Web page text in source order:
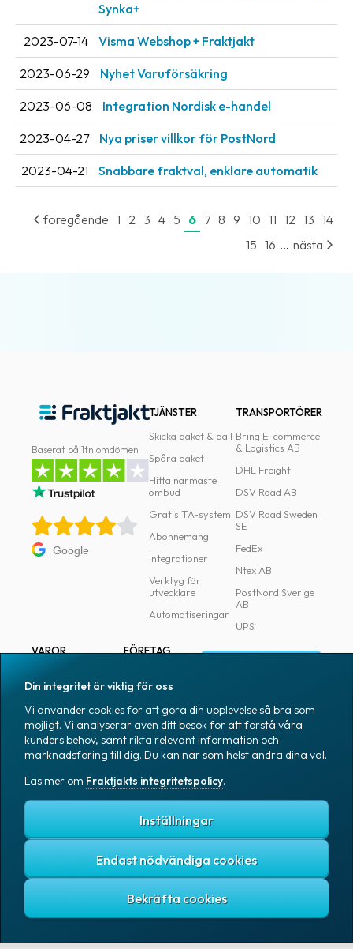
Synka+
2023-07-14 Visma Webshop + Fraktjakt
2023-06-29 Nyhet Varuförsäkring
2023-06-08 Integration Nordisk e-handel
2023-04-27 Nya priser villkor för PostNord
2023-04-21 Snabbare fraktval, enklare automatik
föregående 1 2 3 4 5 6 7 8 9 10 11 12 13 14
15 16 ... nästa
Baserat på 1tn omdömen
Google
TJÄNSTER
Skicka paket & pall
Spåra paket
Hitta närmaste
ombud
Gratis TA-system
Abonnemang
Integrationer
Verktyg för
utvecklare
Automatiseringar
TRANSPORTÖRER
Bring E-commerce
& Logistics AB
DHL Freight
DSV Road AB
DSV Road Sweden
SE
FedEx
Ntex AB
PostNord Sverige
AB
UPS
VAROR
Märkning
Emballage
Emballagetillbehör
Kontorsvaror
FÖRETAG
Pressrum
Medarbetare
Jobb & karriär
Nyhetsarkiv
Blogg
Skapa konto
Fraktjakts integritetspolicy
Allmänna villkor
Copyright © 2007 – 2026 Fraktjakt AB. All rights reserved.
Din integritet är viktig för oss
Vi använder cookies för att göra din upplevelse så bra som
möjligt. Vi analyserar även ditt besök för att förstå våra
kunders behov, samt rikta relevant information och
marknadsföring till dig. Du kan när som helst ändra dina val.
Läs mer om Fraktjakts integritetspolicy.
Inställningar
Endast nödvändiga cookies